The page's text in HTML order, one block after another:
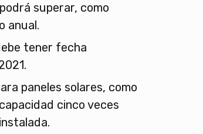
superar, como
anual.
tener fecha
paneles solares, como
cinco veces